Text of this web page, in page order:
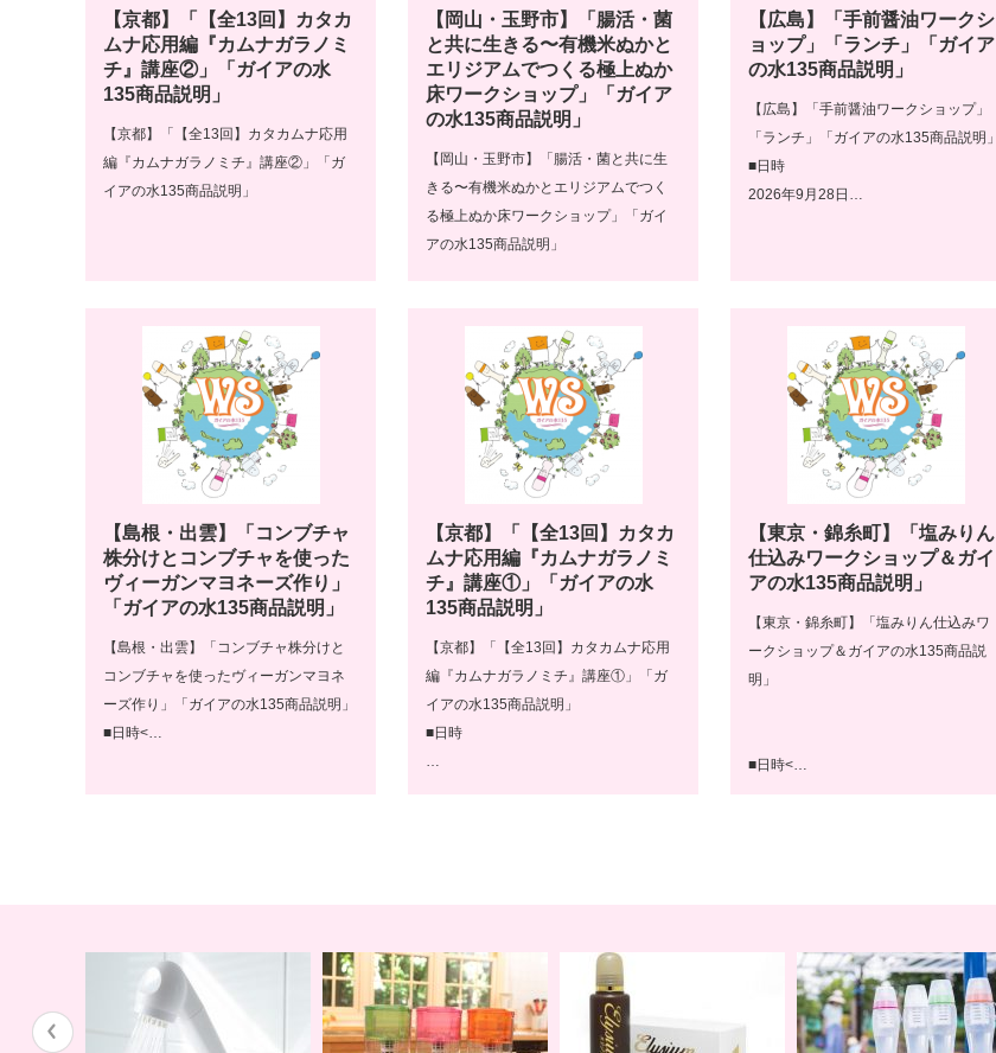
【京都】「【全13回】カタカ
ムナ応用編『カムナガラノミ
チ』講座②」「ガイアの水
135商品説明」
【京都】「【全13回】カタカムナ応用
編『カムナガラノミチ』講座②」「ガ
イアの水135商品説明」
【岡山・玉野市】「腸活・菌
と共に生きる〜有機米ぬかと
エリジアムでつくる極上ぬか
床ワークショップ」「ガイア
の水135商品説明」
【岡山・玉野市】「腸活・菌と共に生
きる〜有機米ぬかとエリジアムでつく
る極上ぬか床ワークショップ」「ガイ
アの水135商品説明」
【広島】「手前醤油ワークシ
ョップ」「ランチ」「ガイア
の水135商品説明」
【広島】「手前醤油ワークショップ」
「ランチ」「ガイアの水135商品説明」
■日時
2026年9月28日…
【島根・出雲】「コンブチャ
株分けとコンブチャを使った
ヴィーガンマヨネーズ作り」
「ガイアの水135商品説明」
【島根・出雲】「コンブチャ株分けと
コンブチャを使ったヴィーガンマヨネ
ーズ作り」「ガイアの水135商品説明」
■日時<…
【京都】「【全13回】カタカ
ムナ応用編『カムナガラノミ
チ』講座①」「ガイアの水
135商品説明」
【京都】「【全13回】カタカムナ応用
編『カムナガラノミチ』講座①」「ガ
イアの水135商品説明」
■日時
…
【東京・錦糸町】「塩みりん
仕込みワークショップ＆ガイ
アの水135商品説明」
【東京・錦糸町】「塩みりん仕込みワ
ークショップ＆ガイアの水135商品説
明」
■日時<…